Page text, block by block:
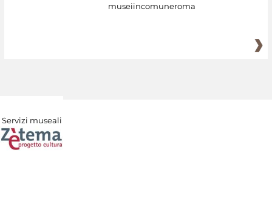
museiincomuneroma
Servizi museali